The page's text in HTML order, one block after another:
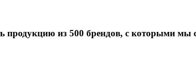
продукцию из 500 брендов, с которыми мы